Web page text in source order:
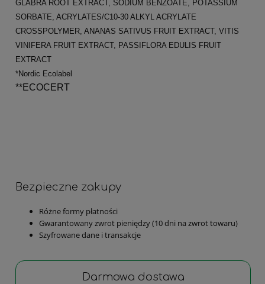
GLABRA ROOT EXTRACT, SODIUM BENZOATE, POTASSIUM
SORBATE, ACRYLATES/C10-30 ALKYL ACRYLATE
CROSSPOLYMER, ANANAS SATIVUS FRUIT EXTRACT, VITIS
VINIFERA FRUIT EXTRACT, PASSIFLORA EDULIS FRUIT
EXTRACT
*Nordic Ecolabel
**ECOCERT
Bezpieczne zakupy
Różne formy płatności
Gwarantowany zwrot pieniędzy (10 dni na zwrot towaru)
Szyfrowane dane i transakcje
Darmowa dostawa